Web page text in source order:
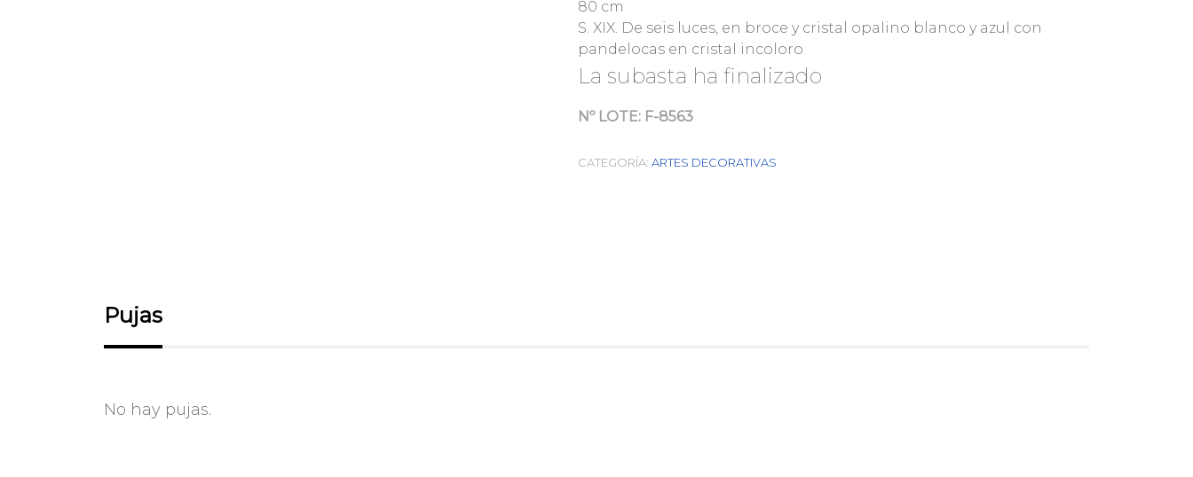
80 cm
S. XIX. De seis luces, en broce y cristal opalino blanco y azul con
pandelocas en cristal incoloro
La subasta ha finalizado
Nº LOTE: F-8563
CATEGORÍA: ARTES DECORATIVAS
Pujas
No hay pujas.